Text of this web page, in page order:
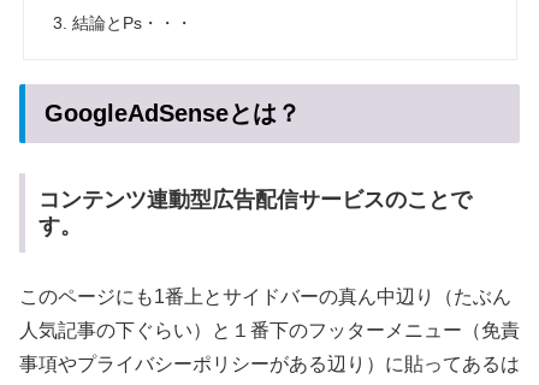
結論とPs・・・
GoogleAdSenseとは？
コンテンツ連動型広告配信サービスのことで
す。
このページにも1番上とサイドバーの真ん中辺り（たぶん
人気記事の下ぐらい）と１番下のフッターメニュー（免責
事項やプライバシーポリシーがある辺り）に貼ってあるは